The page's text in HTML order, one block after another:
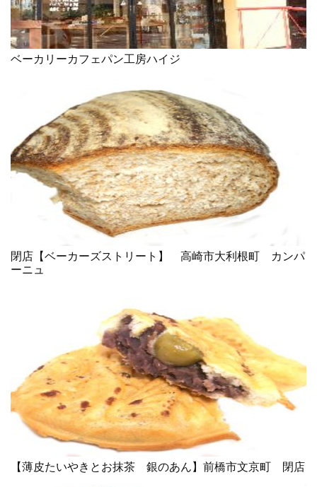
ベーカリーカフェパン工房ハイジ
閉店【ベーカーズストリート】 高崎市大利根町 カンパ
ーニュ
【薄皮たいやきとお抹茶 銀のあん】前橋市文京町 閉店